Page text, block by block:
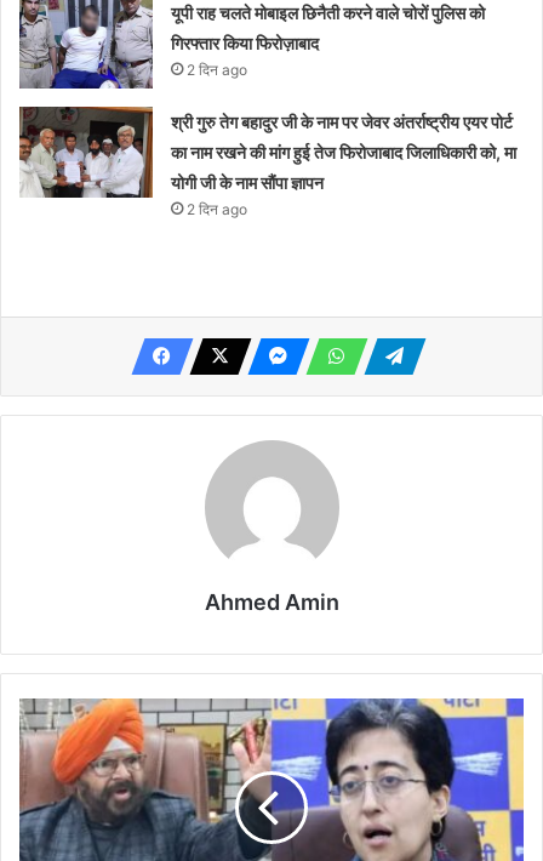
यूपी राह चलते मोबाइल छिनैती करने वाले चोरों पुलिस को
गिरफ्तार किया फिरोज़ाबाद
2 दिन ago
श्री गुरु तेग बहादुर जी के नाम पर जेवर अंतर्राष्ट्रीय एयर पोर्ट
का नाम रखने की मांग हुई तेज फिरोजाबाद जिलाधिकारी को, मा
योगी जी के नाम सौंपा ज्ञापन
2 दिन ago
Ahmed Amin
आतिशी
की
सदस्यता
रद्द
हो,
सिख